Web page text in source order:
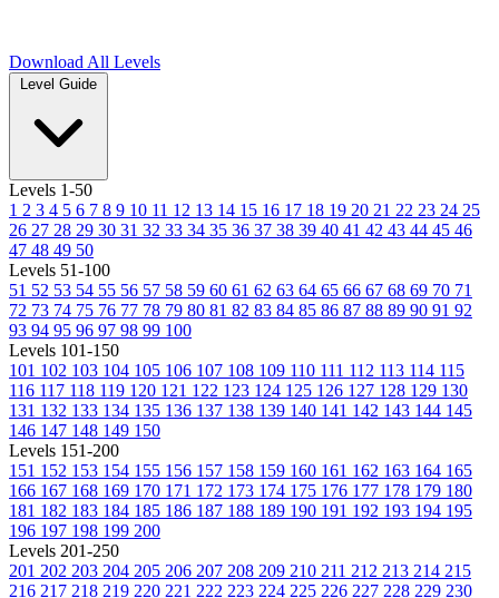
Download All Levels
Level Guide
Levels 1-50
1 2 3 4 5 6 7 8 9 10 11 12 13 14 15 16 17 18 19 20 21 22 23 24 25
26 27 28 29 30 31 32 33 34 35 36 37 38 39 40 41 42 43 44 45 46
47 48 49 50
Levels 51-100
51 52 53 54 55 56 57 58 59 60 61 62 63 64 65 66 67 68 69 70 71
72 73 74 75 76 77 78 79 80 81 82 83 84 85 86 87 88 89 90 91 92
93 94 95 96 97 98 99 100
Levels 101-150
101 102 103 104 105 106 107 108 109 110 111 112 113 114 115
116 117 118 119 120 121 122 123 124 125 126 127 128 129 130
131 132 133 134 135 136 137 138 139 140 141 142 143 144 145
146 147 148 149 150
Levels 151-200
151 152 153 154 155 156 157 158 159 160 161 162 163 164 165
166 167 168 169 170 171 172 173 174 175 176 177 178 179 180
181 182 183 184 185 186 187 188 189 190 191 192 193 194 195
196 197 198 199 200
Levels 201-250
201 202 203 204 205 206 207 208 209 210 211 212 213 214 215
216 217 218 219 220 221 222 223 224 225 226 227 228 229 230